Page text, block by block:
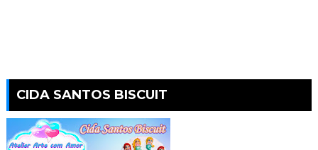
CIDA SANTOS BISCUIT